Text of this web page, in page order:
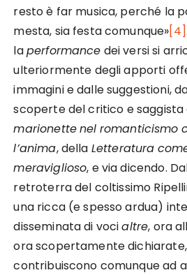
resto è far musica, perché la
mesta, sia festa comunque»[4]
laperformance dei versi si
ulteriormente degli apporti
immagini e dalle suggestioni,
scoperte del critico e saggista
marionettenel romanticismo
l’anima, della Letteratura
meraviglioso, e via dicendo.
retroterra del coltissimo
una ricca (e spesso ardua)
disseminata di vocialtre, ora
ora scopertamente
contribuiscono comunque ad